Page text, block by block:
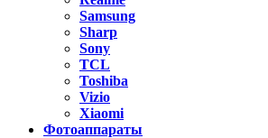
Samsung
Sharp
Sony
TCL
Toshiba
Vizio
Xiaomi
Фотоаппараты